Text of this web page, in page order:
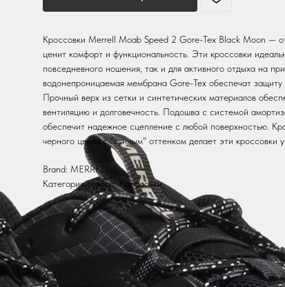
Кроссовки Merrell Moab Speed 2 Gore-Tex Black Moon —
ценит комфорт и функциональность. Эти кроссовки
повседневного ношения, так и для активного отдыха на
водонепроницаемая мембрана Gore-Tex обеспечат защиту
Прочный верх из сетки и синтетических материалов
вентиляцию и долговечность. Подошва с системой
обеспечит надежное сцепление с любой поверхностью.
черного цвета с "лунным" оттенком делает эти кроссовки
Brand: MERRELL
Категория товара: Кроссовки